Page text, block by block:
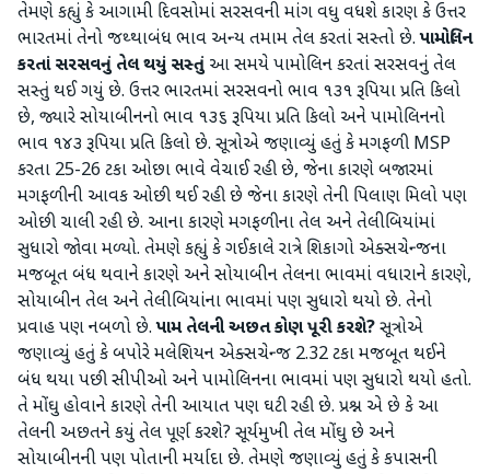
તેમણે કહ્યું કે આગામી દિવસોમાં સરસવની માંગ વધુ વધશે કારણ કે ઉત્તર
ભારતમાં તેનો જથ્થાબંધ ભાવ અન્ય તમામ તેલ કરતાં સસ્તો છે.પામોલિન
કરતાં સરસવનું તેલ થયું સસ્તુંઆ સમયે પામોલિન કરતાં સરસવનું તેલ
સસ્તું થઈ ગયું છે. ઉત્તર ભારતમાં સરસવનો ભાવ ૧૩૧ રૂપિયા પ્રતિ કિલો
છે, જ્યારે સોયાબીનનો ભાવ ૧૩૬ રૂપિયા પ્રતિ કિલો અને પામોલિનનો
ભાવ ૧૪૩ રૂપિયા પ્રતિ કિલો છે. સૂત્રોએ જણાવ્યું હતું કે મગફળી MSP
કરતા 25-26 ટકા ઓછા ભાવે વેચાઈ રહી છે, જેના કારણે બજારમાં
મગફળીની આવક ઓછી થઈ રહી છે જેના કારણે તેની પિલાણ મિલો પણ
ઓછી ચાલી રહી છે. આના કારણે મગફળીના તેલ અને તેલીબિયાંમાં
સુધારો જોવા મળ્યો. તેમણે કહ્યું કે ગઈકાલે રાત્રે શિકાગો એક્સચેન્જના
મજબૂત બંધ થવાને કારણે અને સોયાબીન તેલના ભાવમાં વધારાને કારણે,
સોયાબીન તેલ અને તેલીબિયાંના ભાવમાં પણ સુધારો થયો છે. તેનો
પ્રવાહ પણ નબળો છે.પામ તેલની અછત કોણ પૂરી કરશે?સૂત્રોએ
જણાવ્યું હતું કે બપોરે મલેશિયન એક્સચેન્જ 2.32 ટકા મજબૂત થઈને
બંધ થયા પછી સીપીઓ અને પામોલિનના ભાવમાં પણ સુધારો થયો હતો.
તે મોંઘુ હોવાને કારણે તેની આયાત પણ ઘટી રહી છે. પ્રશ્ન એ છે કે આ
તેલની અછતને કયું તેલ પૂર્ણ કરશે? સૂર્યમુખી તેલ મોંઘુ છે અને
સોયાબીનની પણ પોતાની મર્યાદા છે. તેમણે જણાવ્યું હતું કે કપાસની